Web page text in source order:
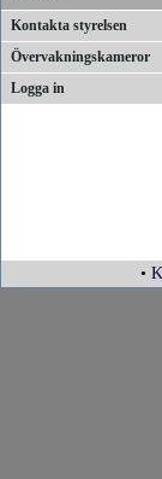
Kontakta styrelsen
Övervakningskameror
Logga in
•